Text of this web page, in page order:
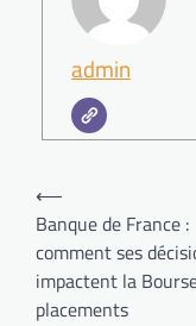
admin
Navigation
de
l’article
⟵
Banque de France :
comment ses
impactent la
placements